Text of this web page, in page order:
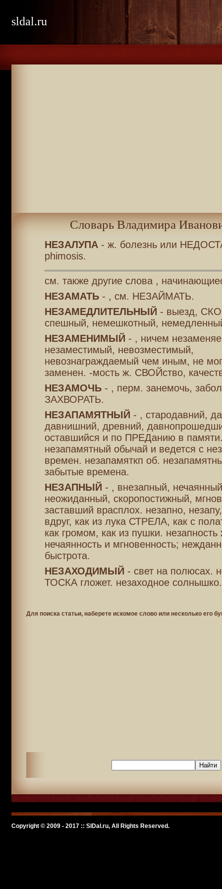
sldal.ru
Словарь Владимира
НЕЗАЛУПА- ж. болезнь или
рhimosis.
см. также другие слова ,
НЕЗАМАТЬ- , см. НЕЗАЙМАТЬ.
НЕЗАМЕДЛИТЕЛЬНЫЙ - выезд,
спешный, немешкотный,
НЕЗАМЕНИМЫЙ - , ничем
незаместимый, невозместимый,
невознаграждаемый чем иным, не
заменен. -мость ж. СВОЙство,
НЕЗАМОЧЬ- , перм. занемочь,
ЗАХВОРАТЬ.
НЕЗАПАМЯТНЫЙ - , стародавний,
давнишний, древний,
оставшийся и по ПРЕДанию в
незапамятный обычай и ведется с
времен. незапамяткп об.
забытые времена.
НЕЗАПНЫЙ - , внезапный,
неожиданный, скоропостижный,
заставший врасплох. незапно,
вдруг, как из лука СТРЕЛА, как с
как громом, как из пушки. незапность
нечаянность и мгновенность;
быстрота.
НЕЗАХОДИМЫЙ - свет на полюсах.
ТОСКА гложет. незаходное солнышко.
Для поиска статьи, наберете искомое слово или несколько его
Copyright © 2009 - 2017 :: SlDal.ru, All Rights Reserved.